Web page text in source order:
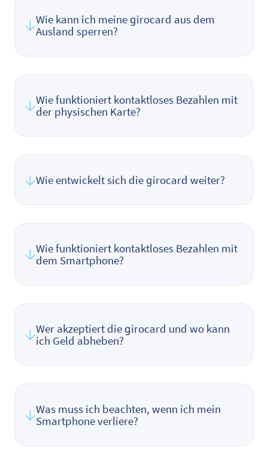
Wie kann ich meine girocard aus dem
Ausland sperren?
Wie funktioniert kontaktloses Bezahlen mit
der physischen Karte?
Wie entwickelt sich die girocard weiter?
Wie funktioniert kontaktloses Bezahlen mit
dem Smartphone?
Wer akzeptiert die girocard und wo kann
ich Geld abheben?
Was muss ich beachten, wenn ich mein
Smartphone verliere?